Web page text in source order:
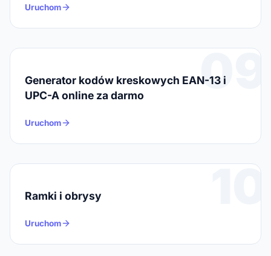
Uruchom
09
Generator kodów kreskowych EAN-13 i
UPC-A online za darmo
Uruchom
10
Ramki i obrysy
Uruchom